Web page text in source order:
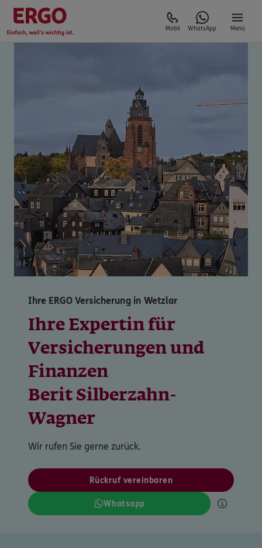
Mobil WhatsApp Menü
Ihre ERGO Versicherung in Wetzlar
Ihre Expertin für
Versicherungen und
Finanzen
Berit Silberzahn-
Wagner
Wir rufen Sie gerne zurück.
Rückruf vereinbaren
Whatsapp